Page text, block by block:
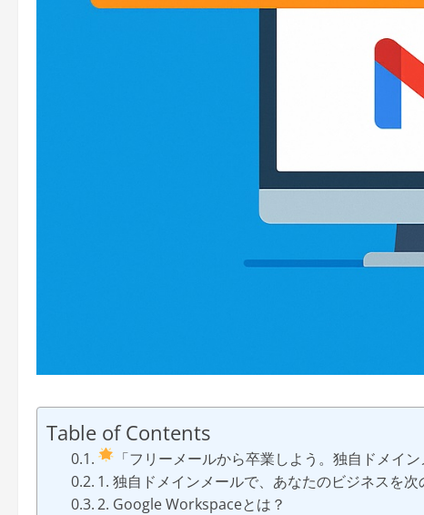
Table of Contents
「フリーメールから卒業しよう。独自ドメイ
1. 独自ドメインメールで、あなたのビジネスを
2. Google Workspaceとは？